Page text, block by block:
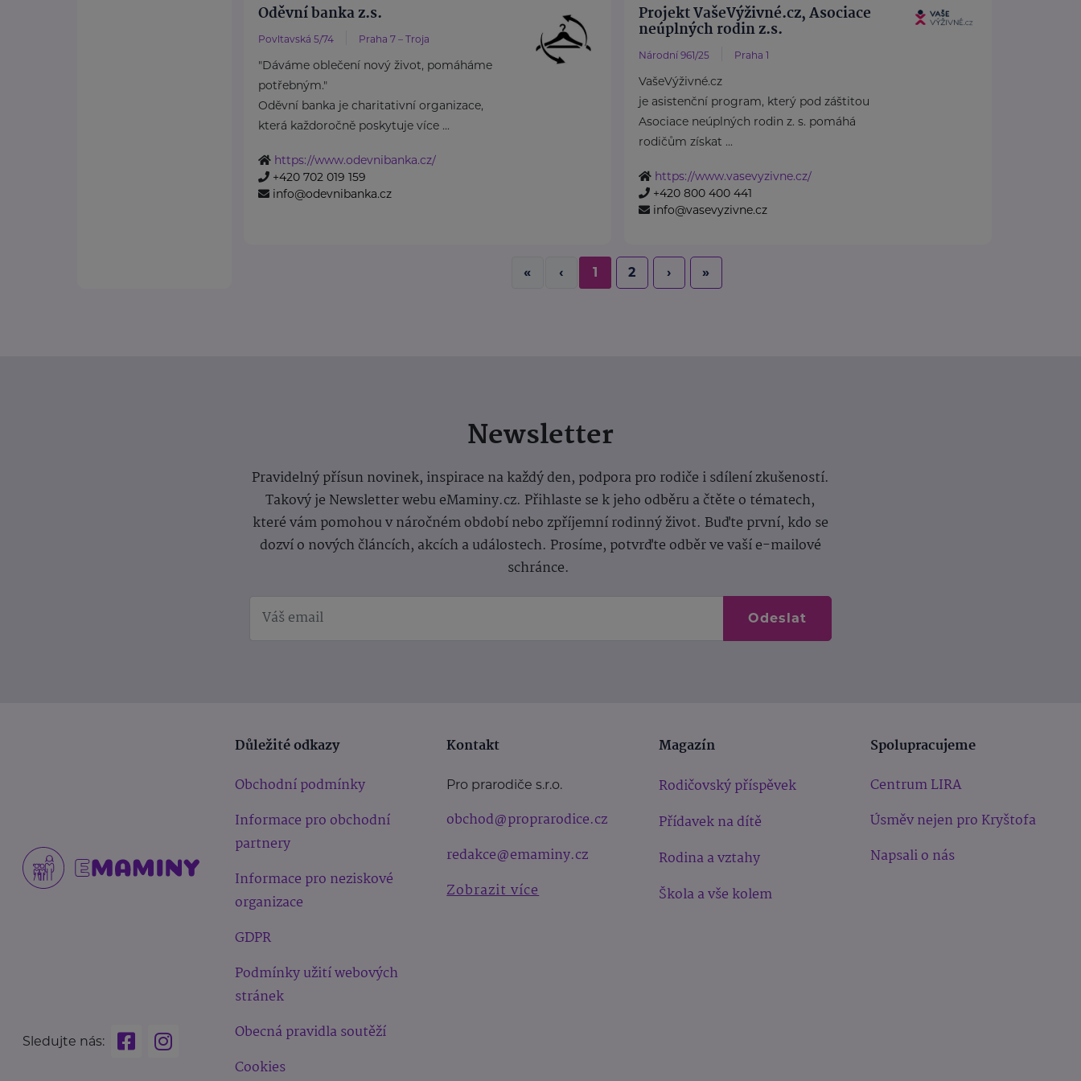
Oděvní banka z.s.
Povltavská 5/74 Praha 7 – Troja
"Dáváme oblečení nový život, pomáháme
potřebným."
Oděvní banka je charitativní organizace,
která každoročně poskytuje více ...
https://www.odevnibanka.cz/
+420 702 019 159
info@odevnibanka.cz
Projekt VašeVýživné.cz, Asociace
neúplných rodin z.s.
Národní 961/25 Praha 1
VašeVýživné.cz
je asistenční program, který pod záštitou
Asociace neúplných rodin z. s. pomáhá
rodičům získat ...
https://www.vasevyzivne.cz/
+420 800 400 441
info@vasevyzivne.cz
« ‹ 1 2 › »
Newsletter
Pravidelný přísun novinek, inspirace na každý den, podpora pro rodiče i sdílení zkušeností.
Takový je Newsletter webu eMaminy.cz. Přihlaste se k jeho odběru a čtěte o tématech,
které vám pomohou v náročném období nebo zpříjemní rodinný život. Buďte první, kdo se
dozví o nových článcích, akcích a událostech. Prosíme, potvrďte odběr ve vaší e-mailové
schránce.
Odeslat
Sledujte nás:
Důležité odkazy
Obchodní podmínky
Informace pro obchodní
partnery
Informace pro neziskové
organizace
GDPR
Podmínky užití webových
stránek
Obecná pravidla soutěží
Cookies
Kontakt
Pro prarodiče s.r.o.
obchod@proprarodice.cz
redakce@emaminy.cz
Zobrazit více
Magazín
Rodičovský příspěvek
Přídavek na dítě
Rodina a vztahy
Škola a vše kolem
Spolupracujeme
Centrum LIRA
Úsměv nejen pro Kryštofa
Napsali o nás